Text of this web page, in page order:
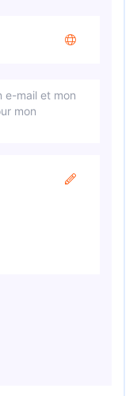
e-mail et mon
mon